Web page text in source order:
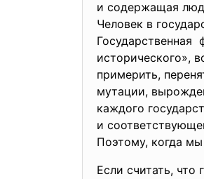
и содержащая
Человек в
Государственная
исторического»,
примерить,
мутации,
каждого
и
Поэтому, когда
Если считать, что